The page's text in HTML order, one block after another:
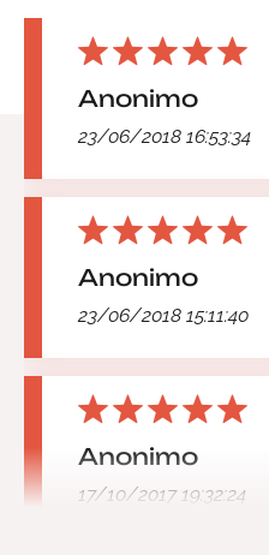
Anonimo
23/06/2018 16:53:34
Anonimo
23/06/2018 15:11:40
Anonimo
17/10/2017 19:32:24